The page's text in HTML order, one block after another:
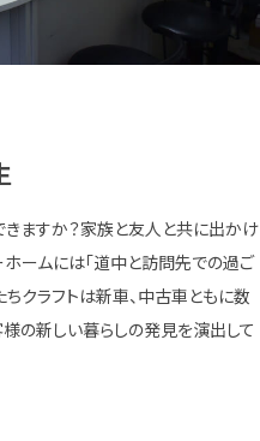
ますか？家族と友人と共に出かけ
ームには「道中と訪問先での過ご
ちクラフトは新車、中古車ともに数
の新しい暮らしの発見を演出して